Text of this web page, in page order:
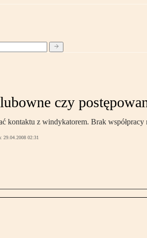
czy
kontaktu z windykatorem. Brak
29.04.2008 02:31